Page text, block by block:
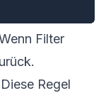
Filter
Regel